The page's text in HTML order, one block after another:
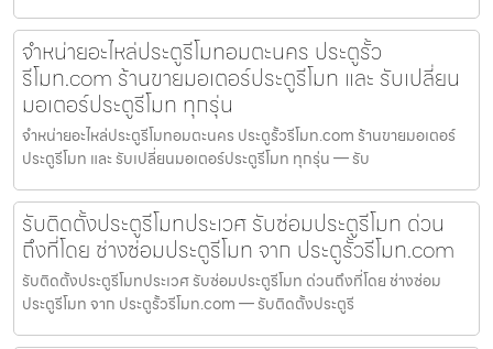
จำหน่ายอะไหล่ประตูรีโมทอมตะนคร ประตูรั้ว
รีโมท.com ร้านขายมอเตอร์ประตูรีโมท และ รับเปลี่ยน
มอเตอร์ประตูรีโมท ทุกรุ่น
จำหน่ายอะไหล่ประตูรีโมทอมตะนคร ประตูรั้วรีโมท.com ร้านขายมอเตอร์
ประตูรีโมท และ รับเปลี่ยนมอเตอร์ประตูรีโมท ทุกรุ่น — รับ
รับติดตั้งประตูรีโมทประเวศ รับซ่อมประตูรีโมท ด่วน
ถึงที่โดย ช่างซ่อมประตูรีโมท จาก ประตูรั้วรีโมท.com
รับติดตั้งประตูรีโมทประเวศ รับซ่อมประตูรีโมท ด่วนถึงที่โดย ช่างซ่อม
ประตูรีโมท จาก ประตูรั้วรีโมท.com — รับติดตั้งประตูรี